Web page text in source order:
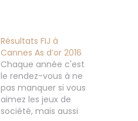
Résultats FIJ à
Cannes As d’or 2016
Chaque année c'est
le rendez-vous à ne
pas manquer si vous
aimez les jeux de
société, mais aussi